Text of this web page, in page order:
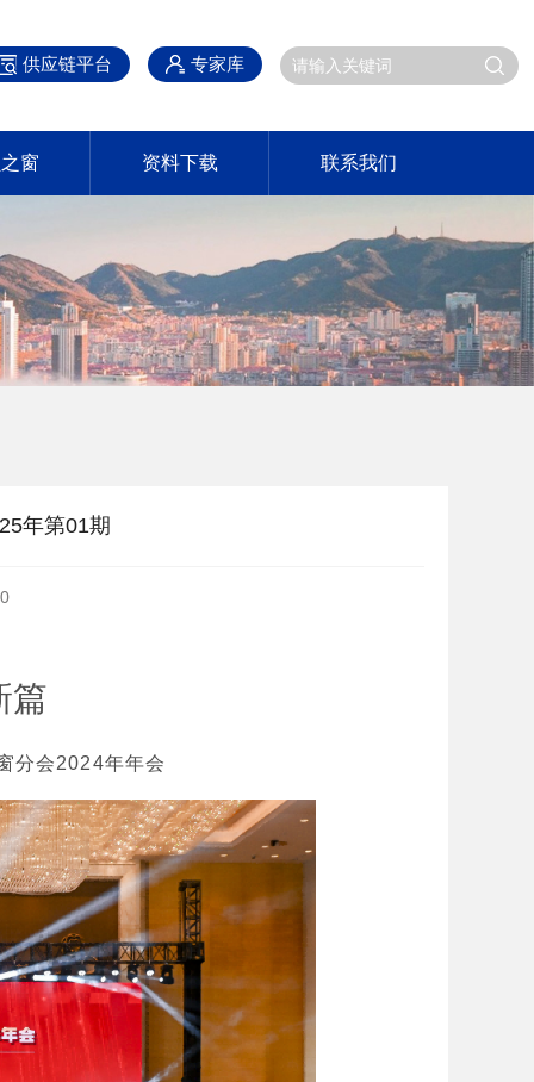
供应链平台 专家库
窗 资料下载 联系我们
年第01期
篇
分会2024年年会